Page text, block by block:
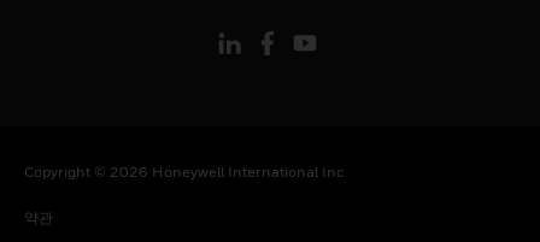
Copyright © 2026 Honeywell International Inc
약관